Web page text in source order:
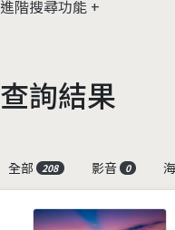
進階搜尋功能
查詢結果
全部
208 影音 0